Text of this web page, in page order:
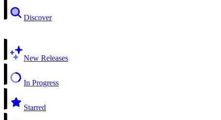
Discover
New Releases
In Progress
Starred